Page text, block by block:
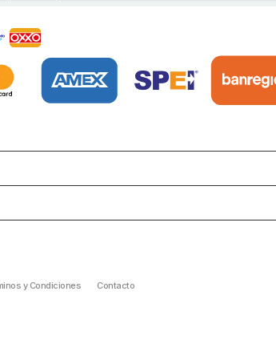
y Condiciones Contacto